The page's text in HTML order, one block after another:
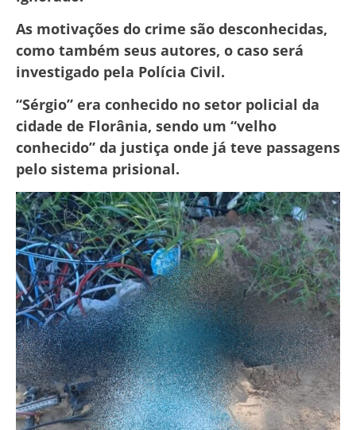
As motivações do crime são desconhecidas,
como também seus autores, o caso será
investigado pela Polícia Civil.
“Sérgio” era conhecido no setor policial da
cidade de Florânia, sendo um “velho
conhecido” da justiça onde já teve passagens
pelo sistema prisional.